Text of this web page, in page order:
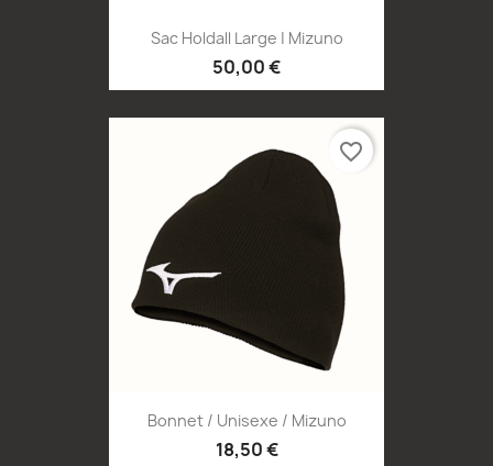
Sac Holdall Large | Mizuno
50,00 €
Bonnet / Unisexe / Mizuno
18,50 €
favorite_border